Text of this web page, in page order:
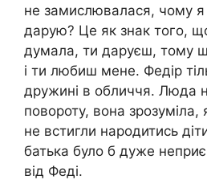
не замислювалася, чому я
дарую? Це як знак того,
думала, ти даруєш, тому
і ти любиш мене. Федір
дружині в обличчя. Люда
повороту, вона
не встигли народитись
батька було б дуже
від Феді.